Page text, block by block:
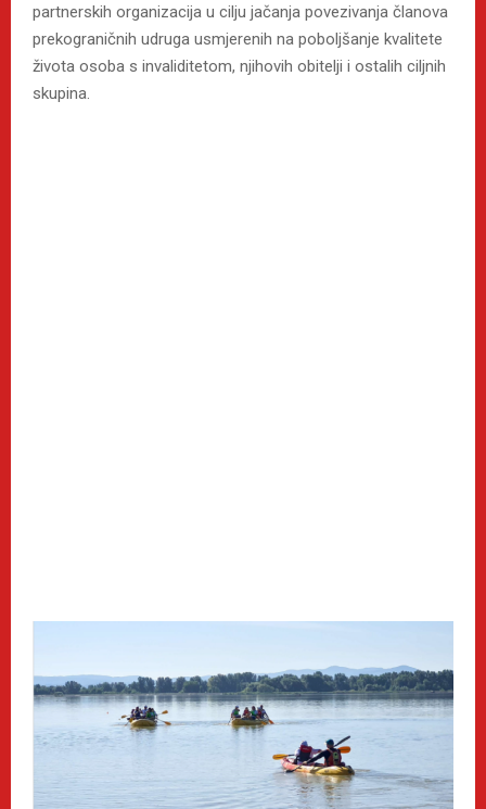
partnerskih organizacija u cilju jačanja povezivanja članova
prekograničnih udruga usmjerenih na poboljšanje kvalitete
života osoba s invaliditetom, njihovih obitelji i ostalih ciljnih
skupina.